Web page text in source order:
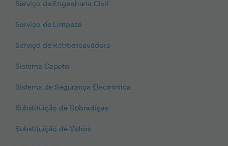
Serviço de Engenharia Civil
Serviço de Limpeza
Serviço de Retroescavadora
Sistema Capoto
Sistema de Segurança Electrónica
Substituição de Dobradiças
Substituição de Vidros